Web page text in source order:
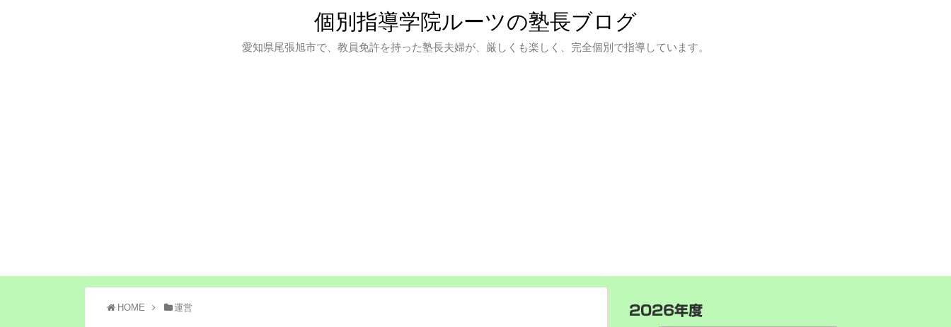
個別指導学院ルーツの塾長ブログ
愛知県尾張旭市で、教員免許を持った塾長夫婦が、厳しくも楽しく、完全個別で指導しています。
HOME 運営 2026年度